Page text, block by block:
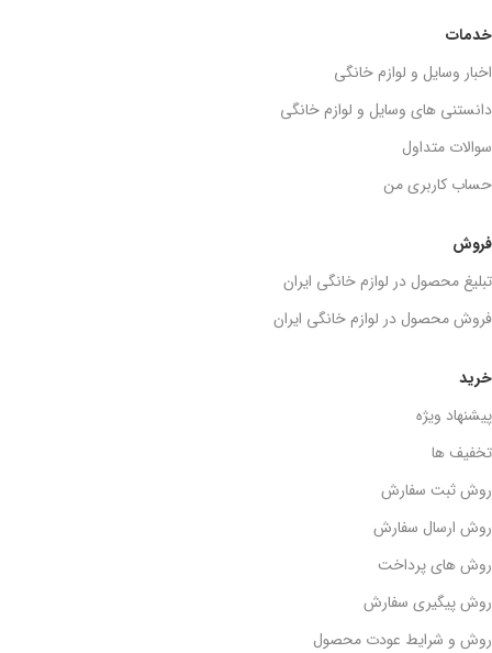
خرید
پیشنهاد ویژه
تخفیف ها
روش ثبت سفارش
روش ارسال سفارش
روش های پرداخت
روش پیگیری سفارش
روش و شرایط عودت محصول
فروش
تبلیغ محصول در لوازم خانگی ایران
فروش محصول در لوازم خانگی ایران
خدمات
اخبار وسایل و لوازم خانگی
دانستنی های وسایل و لوازم خانگی
سوالات متداول
حساب کاربری من